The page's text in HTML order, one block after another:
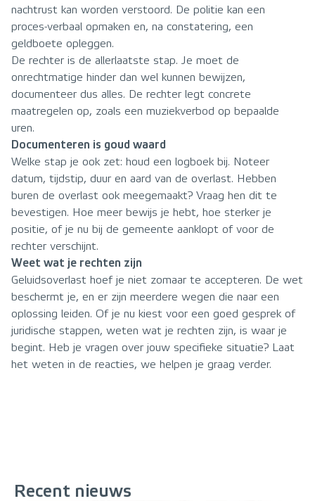
nachtrust kan worden verstoord. De politie kan een
proces-verbaal opmaken en, na constatering, een
geldboete opleggen.
De rechter is de allerlaatste stap. Je moet de
onrechtmatige hinder dan wel kunnen bewijzen,
documenteer dus alles. De rechter legt concrete
maatregelen op, zoals een muziekverbod op bepaalde
uren.
Documenteren is goud waard
Welke stap je ook zet: houd een logboek bij. Noteer
datum, tijdstip, duur en aard van de overlast. Hebben
buren de overlast ook meegemaakt? Vraag hen dit te
bevestigen. Hoe meer bewijs je hebt, hoe sterker je
positie, of je nu bij de gemeente aanklopt of voor de
rechter verschijnt.
Weet wat je rechten zijn
Geluidsoverlast hoef je niet zomaar te accepteren. De wet
beschermt je, en er zijn meerdere wegen die naar een
oplossing leiden. Of je nu kiest voor een goed gesprek of
juridische stappen, weten wat je rechten zijn, is waar je
begint. Heb je vragen over jouw specifieke situatie? Laat
het weten in de reacties, we helpen je graag verder.
Recent nieuws